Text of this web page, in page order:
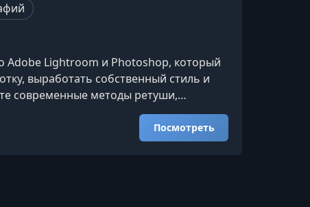
Adobe Lightroom и Photoshop, который
выработать собственный стиль и
современные методы ретуши,
автоматизировать рутинные
этот курсОбучение рассчитано
Посмотреть